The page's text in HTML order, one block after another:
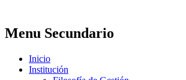
Menu Secundario
Inicio
Institución